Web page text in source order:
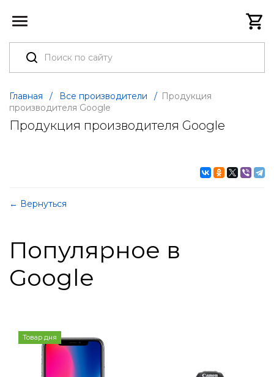
Главная / Все производители / Продукция
производителя Google
Продукция производителя Google
← Вернуться
Популярное в
Google
Товар дня